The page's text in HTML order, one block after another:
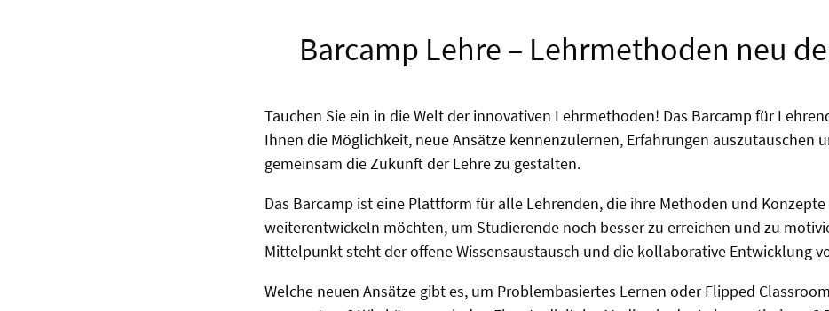
Barcamp Lehre – Lehrmethoden neu
Tauchen Sie ein in die Welt der innovativen Lehrmethoden! Das Barcamp für
Ihnen die Möglichkeit, neue Ansätze kennenzulernen, Erfahrungen auszutauschen
gemeinsam die Zukunft der Lehre zu gestalten.
Das Barcamp ist eine Plattform für alle Lehrenden, die ihre Methoden und Konzepte
weiterentwickeln möchten, um Studierende noch besser zu erreichen und zu
Mittelpunkt steht der offene Wissensaustausch und die kollaborative Entwicklung
Welche neuen Ansätze gibt es, um Problembasiertes Lernen oder Flipped